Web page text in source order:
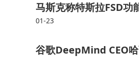
马斯克称特斯拉FSD功
01-23
谷歌DeepMind CEO